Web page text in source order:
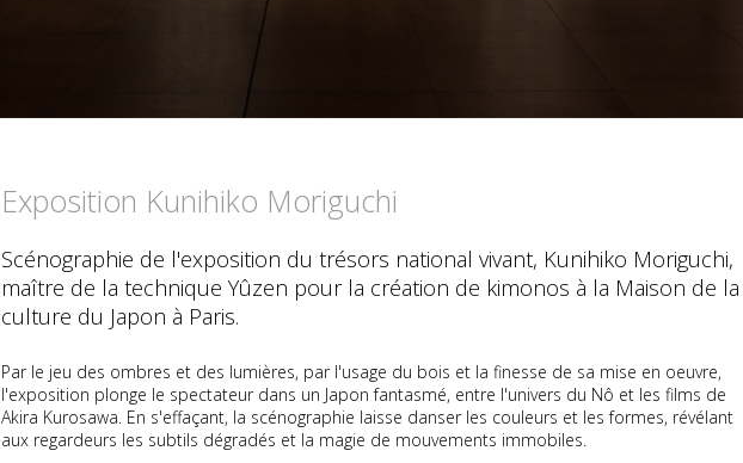
Exposition Kunihiko Moriguchi
Scénographie de l'exposition du trésors national vivant, Kunihiko Moriguchi,
maître de la technique Yûzen pour la création de kimonos à la Maison de la
culture du Japon à Paris.
Par le jeu des ombres et des lumières, par l'usage du bois et la finesse de sa mise en oeuvre,
l'exposition plonge le spectateur dans un Japon fantasmé, entre l'univers du Nô et les films de
Akira Kurosawa. En s'effaçant, la scénographie laisse danser les couleurs et les formes, révélant
aux regardeurs les subtils dégradés et la magie de mouvements immobiles.